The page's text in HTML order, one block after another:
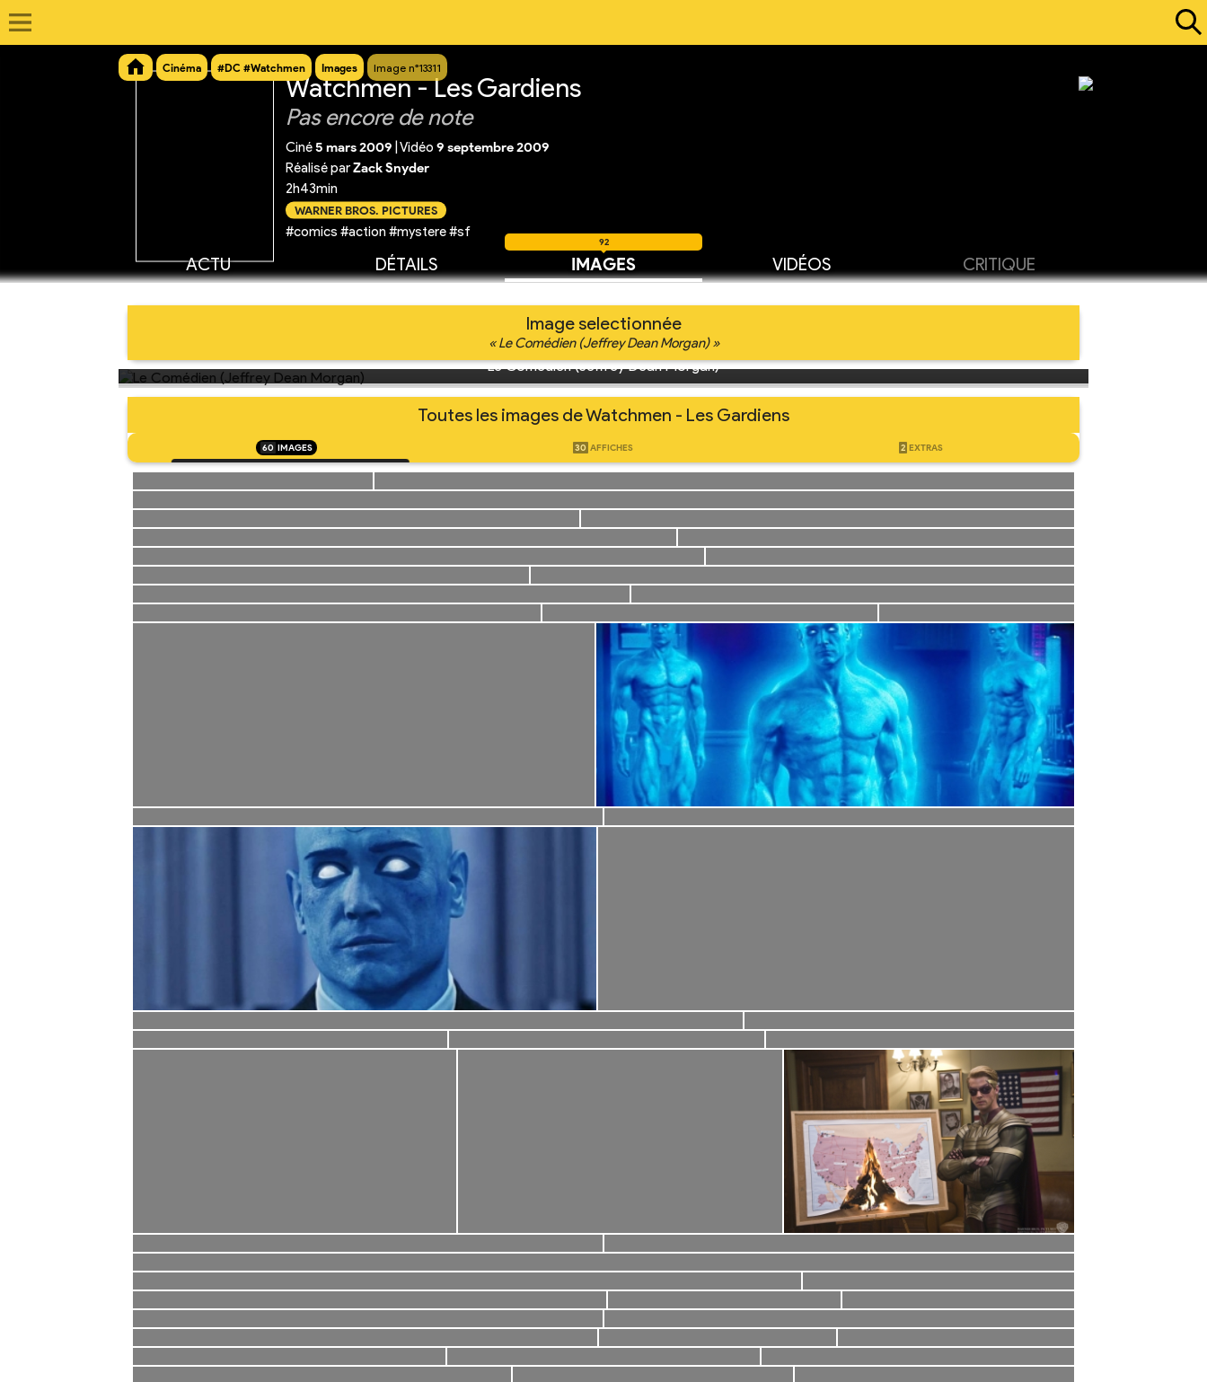
Cinéma #DC #Watchmen Images Image n°13311
Watchmen - Les Gardiens
Pas encore de note
Ciné5 mars 2009 Vidéo 9 septembre 2009
Réalisé parZack Snyder
2h43min
WARNER BROS. PICTURES
#comics #action #mystere #sf
ACTU DÉTAILS IMAGES
92
VIDÉOS CRITIQUE
Image selectionnée
« Le Comédien (Jeffrey Dean Morgan) »
Le Comédien (Jeffrey Dean Morgan)
Toutes les images de Watchmen - Les Gardiens
60 IMAGES 30 AFFICHES 2 EXTRAS